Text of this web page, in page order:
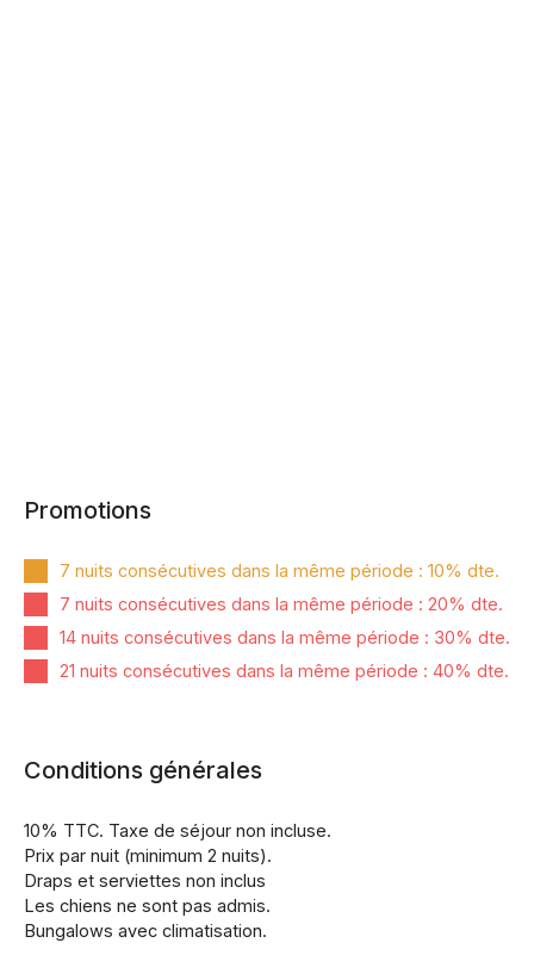
Promotions
7 nuits consécutives dans la même période : 10% dte.
7 nuits consécutives dans la même période : 20% dte.
14 nuits consécutives dans la même période : 30% dte.
21 nuits consécutives dans la même période : 40% dte.
Conditions générales
10% TTC. Taxe de séjour non incluse.
Prix par nuit (minimum 2 nuits).
Draps et serviettes non inclus
Les chiens ne sont pas admis.
Bungalows avec climatisation.